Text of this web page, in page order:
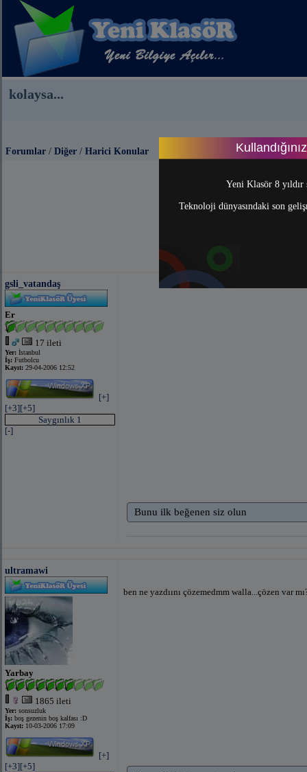
Yeni Klasör 8
Teknoloji dünyasındaki son
kolaysa...
Forumlar / Diğer / Harici Konular
gsli_vatandaş
Er
17 ileti
Yer: İstanbul
İş: Futbolcu
Kayıt: 29-04-2006 12:52
[+]
[+3][+5]
Saygınlık 1
[-]
Bunu ilk beğenen siz olun
ultramawi
Yarbay
1865 ileti
Yer: sonsuzluk
İş: boş gezenin boş kalfası :D
Kayıt: 10-03-2006 17:09
[+]
[+3][+5]
ben ne yazdıını çözemedmm walla...çözen var